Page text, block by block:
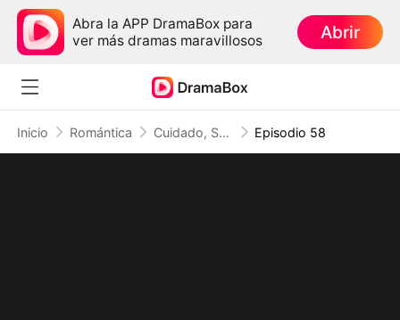
Abra la APP DramaBox para
ver más dramas maravillosos
Abrir
Inicio Romántica Cuidado, Soy la Jefa Episodio 58